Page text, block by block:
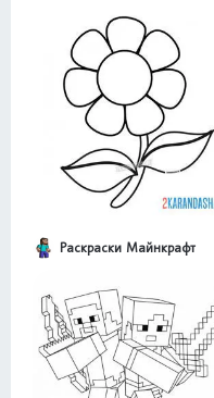
Раскраски Майнкрафт